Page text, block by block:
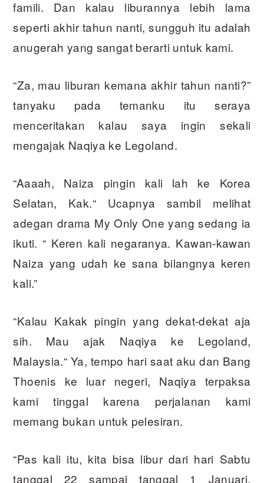
famili. Dan kalau liburannya lebih lama
seperti akhir tahun nanti, sungguh itu adalah
anugerah yang sangat berarti untuk kami.
“Za, mau liburan kemana akhir tahun nanti?”
tanyaku pada temanku itu seraya
menceritakan kalau saya ingin sekali
mengajak Naqiya ke Legoland.
“Aaaah, Naiza pingin kali lah ke Korea
Selatan, Kak.“ Ucapnya sambil melihat
adegan drama My Only One yang sedang ia
ikuti. “ Keren kali negaranya. Kawan-kawan
Naiza yang udah ke sana bilangnya keren
kali.”
“Kalau Kakak pingin yang dekat-dekat aja
sih. Mau ajak Naqiya ke Legoland,
Malaysia.“ Ya, tempo hari saat aku dan Bang
Thoenis ke luar negeri, Naqiya terpaksa
kami tinggal karena perjalanan kami
memang bukan untuk pelesiran.
“Pas kali itu, kita bisa libur dari hari Sabtu
tanggal 22 sampai tanggal 1 Januari.